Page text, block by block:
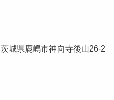
茨城県鹿嶋市神向寺後山26-2